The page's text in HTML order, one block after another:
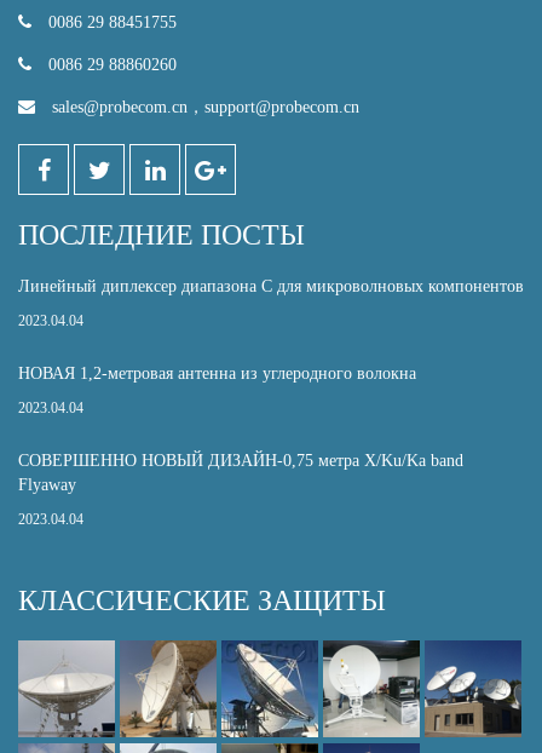
0086 29 88451755
0086 29 88860260
sales@probecom.cn ， support@probecom.cn
ПОСЛЕДНИЕ ПОСТЫ
Линейный диплексер диапазона С для микроволновых компонентов
2023.04.04
НОВАЯ 1,2-метровая антенна из углеродного волокна
2023.04.04
СОВЕРШЕННО НОВЫЙ ДИЗАЙН-0,75 метра X/Ku/Ka band
Flyaway
2023.04.04
КЛАССИЧЕСКИЕ ЗАЩИТЫ